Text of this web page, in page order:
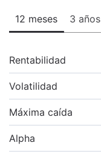
12 meses 3 años
Rentabilidad
Volatilidad
Máxima caída
Alpha